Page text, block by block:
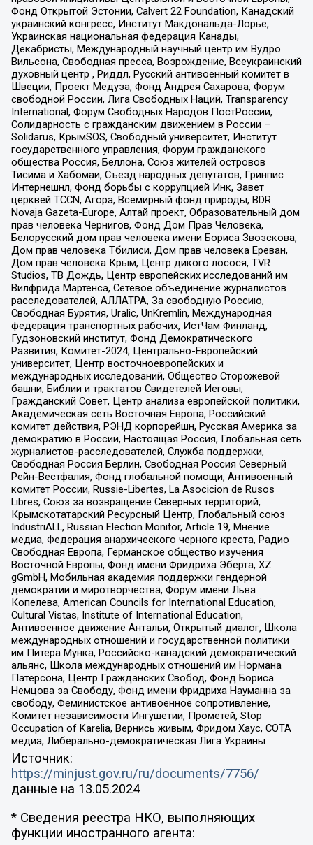
Фонд Открытой Эстонии, Calvert 22 Foundation, Канадский
украинский конгресс, Институт Макдональда-Лорье,
Украинская национальная федерация Канады,
Декабристы, Международный научный центр им Вудро
Вильсона, Свободная пресса, Возрождение, Всеукраинский
духовный центр , Риддл, Русский антивоенный комитет в
Швеции, Проект Медуза, Фонд Андрея Сахарова, Форум
свободной России, Лига Свободных Наций, Transparеncy
International, Форум Свободных Народов ПостРоссии,
Солидарность с гражданским движением в России –
Solidarus, КрымSOS, Свободный университет, Институт
государственного управления, Форум гражданского
общества Россия, Беллона, Союз жителей островов
Тисима и Хабомаи, Съезд народных депутатов, Гринпис
Интернешнл, Фонд борьбы с коррупцией Инк, Завет
церквей TCCN, Агора, Всемирный фонд природы, BDR
Novaja Gazeta-Europe, Алтай проект, Образовательный дом
прав человека Чернигов, Фонд Дом Прав Человека,
Белорусский дом прав человека имени Бориса Звозскова,
Дом прав человека Тбилиси, Дом прав человека Ереван,
Дом прав человека Крым, Центр дикого лосося, TVR
Studios, ТВ Дождь, Центр европейских исследований им
Вилфрида Мартенса, Сетевое объединение журналистов
расследователей, АЛЛАТРА, За свободную Россию,
Свободная Бурятия, Uralic, UnKremlin, Международная
федерация транспортных рабочих, ИстЧам Финланд,
Гудзоновский институт, Фонд Демократического
Развития, Комитет-2024, Центрально-Европейский
университет, Центр восточноевропейских и
международных исследований, Общество Сторожевой
башни, Библии и трактатов Свидетелей Иеговы,
Гражданский Совет, Центр анализа европейской политики,
Академическая сеть Восточная Европа, Российский
комитет действия, РЭНД корпорейшн, Русская Америка за
демократию в России, Настоящая Россия, Глобальная сеть
журналистов-расследователей, Служба поддержки,
Свободная Россия Берлин, Свободная Россия Северный
Рейн-Вестфалия, Фонд глобальной помощи, Антивоенный
комитет России, Russie-Libertes, La Asocicion de Rusos
Libres, Союз за возвращение Северных территорий,
Крымскотатарский Ресурсный Центр, Глобальный союз
IndustriALL, Russian Election Monitor, Article 19, Мнение
медиа, Федерация анархического черного креста, Радио
Свободная Европа, Германское общество изучения
Восточной Европы, Фонд имени Фридриха Эберта, XZ
gGmbH, Мобильная академия поддержки гендерной
демократии и миротворчества, Форум имени Льва
Копелева, American Councils for International Education,
Cultural Vistas, Institute of International Education,
Антивоенное движение Антальи, Открытый диалог, Школа
международных отношений и государственной политики
им Питера Мунка, Российско-канадский демократический
альянс, Школа международных отношений им Нормана
Патерсона, Центр Гражданских Свобод, Фонд Бориса
Немцова за Свободу, Фонд имени Фридриха Науманна за
свободу, Феминистское антивоенное сопротивление,
Комитет независимости Ингушетии, Прометей, Stop
Occupation of Karelia, Вернись живым, Фридом Хаус, СОТА
медиа, Либерально-демократическая Лига Украины
Источник:
https://minjust.gov.ru/ru/documents/7756/
данные на 13.05.2024
* Сведения реестра НКО, выполняющих
функции иностранного агента: